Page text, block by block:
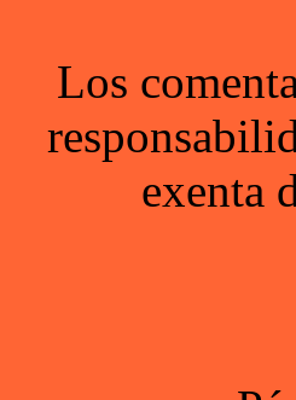
Los
exenta